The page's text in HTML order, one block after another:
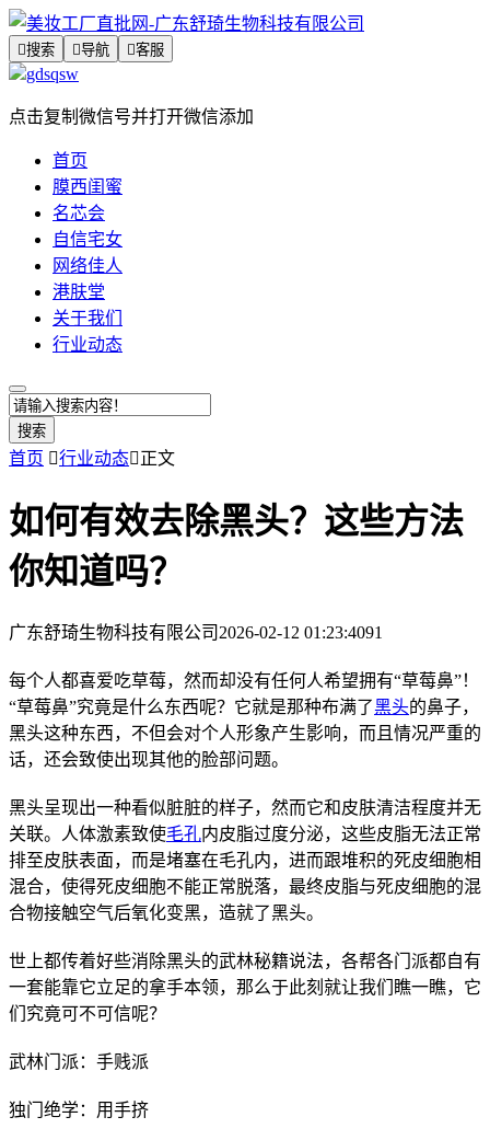
搜索 导航 客服
gdsqsw
点击复制微信号并打开微信添加
首页
膜西闺蜜
名芯会
自信宅女
网络佳人
港肤堂
关于我们
行业动态
搜索
首页 行业动态正文
如何有效去除黑头？这些方法
你知道吗？
广东舒琦生物科技有限公司 2026-02-12 01:23:4091
每个人都喜爱吃草莓，然而却没有任何人希望拥有“草莓鼻”！
“草莓鼻”究竟是什么东西呢？它就是那种布满了黑头的鼻子，
黑头这种东西，不但会对个人形象产生影响，而且情况严重的
话，还会致使出现其他的脸部问题。
黑头呈现出一种看似脏脏的样子，然而它和皮肤清洁程度并无
关联。人体激素致使毛孔内皮脂过度分泌，这些皮脂无法正常
排至皮肤表面，而是堵塞在毛孔内，进而跟堆积的死皮细胞相
混合，使得死皮细胞不能正常脱落，最终皮脂与死皮细胞的混
合物接触空气后氧化变黑，造就了黑头。
世上都传着好些消除黑头的武林秘籍说法，各帮各门派都自有
一套能靠它立足的拿手本领，那么于此刻就让我们瞧一瞧，它
们究竟可不可信呢？
武林门派：手贱派
独门绝学：用手挤